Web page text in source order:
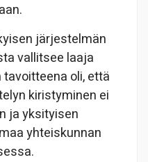
järjestelmän
vallitsee laaja
oli, että
kiristyminen ei
ja yksityisen
yhteiskunnan